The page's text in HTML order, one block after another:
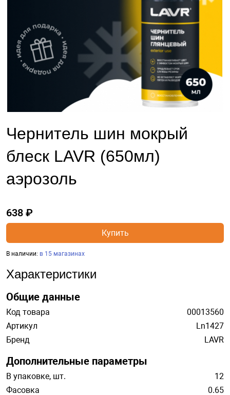
Чернитель шин мокрый
блеск LAVR (650мл)
аэрозоль
638 ₽
Купить
В наличии: в 15 магазинах
Характеристики
Общие данные
Код товара
00013560
Артикул
Ln1427
Бренд
LAVR
Дополнительные параметры
В упаковке, шт.
12
Фасовка
0.65